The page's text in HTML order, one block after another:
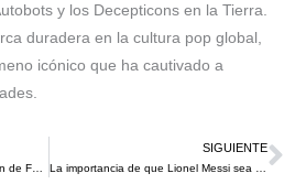
y los Decepticons en la Tierra.
duradera en la cultura pop global,
icónico que ha cautivado a
SIGUIENTE